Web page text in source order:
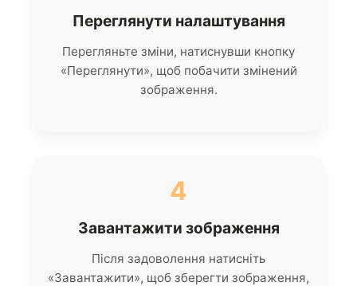
Переглянути налаштування
Перегляньте зміни, натиснувши кнопку
«Переглянути», щоб побачити змінений
зображення.
4
Завантажити зображення
Після задоволення натисніть
«Завантажити», щоб зберегти зображення,